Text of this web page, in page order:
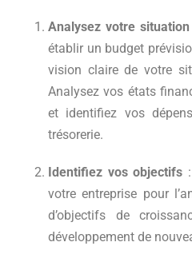
Analysez votre
établir un budget
vision claire de votre
Analysez vos états
et identifiez vos
trésorerie.
Identifiez vos objectifs
votre entreprise pour
d’objectifs de
développement de